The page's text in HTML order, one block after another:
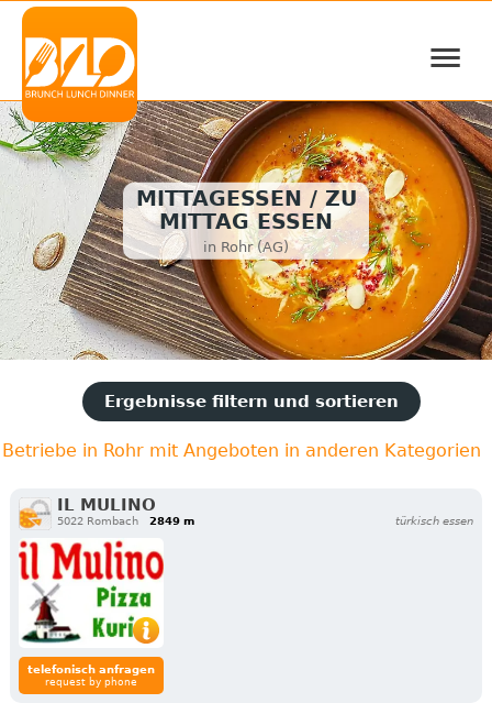
≡
MITTAGESSEN / ZU
MITTAG ESSEN
in Rohr (AG)
Ergebnisse filtern und sortieren
Betriebe in Rohr mit Angeboten in anderen Kategorien
IL MULINO
5022 Rombach 2849 m türkisch essen
telefonisch anfragen
request by phone